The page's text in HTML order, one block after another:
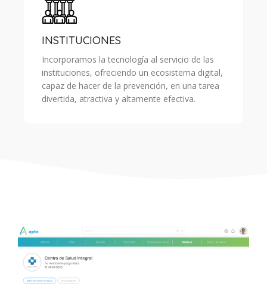
INSTITUCIONES
Incorporamos la tecnología al servicio de las
instituciones, ofreciendo un ecosistema digital,
capaz de hacer de la prevención, en una tarea
divertida, atractiva y altamente efectiva.